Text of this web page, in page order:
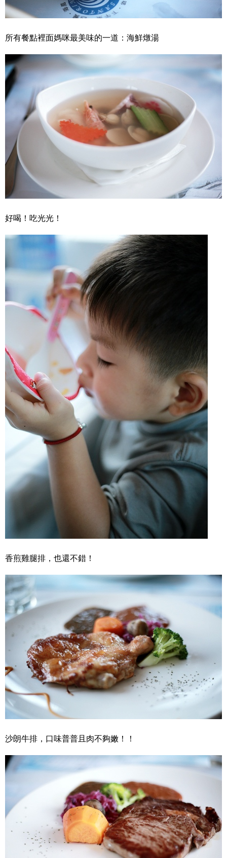
所有餐點裡面媽咪最美味的一道：海鮮燉湯
好喝！吃光光！
香煎雞腿排，也還不錯！
沙朗牛排，口味普普且肉不夠嫩！！